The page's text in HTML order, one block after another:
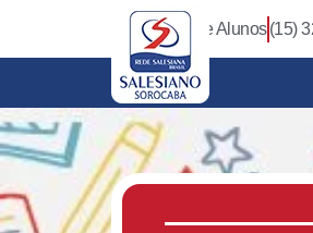
Login Pais e Alunos (15)